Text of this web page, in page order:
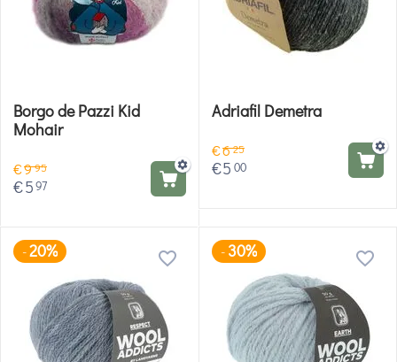
Borgo de Pazzi Kid
Mohair
€995
€597
Adriafil Demetra
€625
€5 00
-20% - 30%